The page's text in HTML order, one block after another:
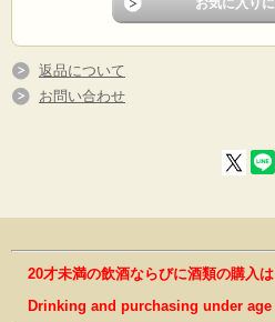
返品について
お問い合わせ
20才未満の飲酒ならびに酒類の購入
Drinking and purchasing under